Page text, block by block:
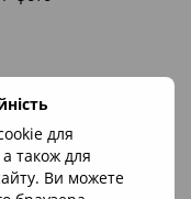
для
також для
Ви можете
JX 6848 P
набір дитячий (відро